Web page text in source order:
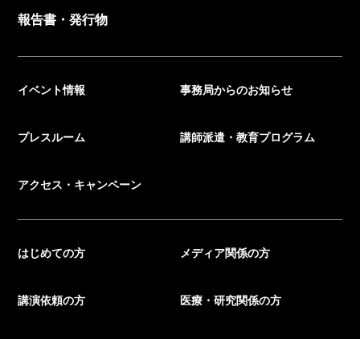
報告書・発行物
イベント情報 事務局からのお知らせ
プレスルーム 講師派遣・教育プログラム
アクセス・キャンペーン
はじめての方 メディア関係の方
講演依頼の方 医療・研究関係の方